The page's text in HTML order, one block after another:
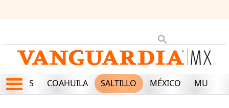
JUEGOS COAHUILA SALTILLO MÉXICO MUNDO